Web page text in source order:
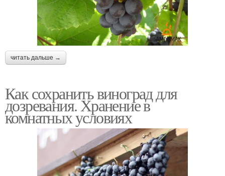
читать дальше →
Как сохранить виноград для
дозревания. Хранение в
комнатных условиях